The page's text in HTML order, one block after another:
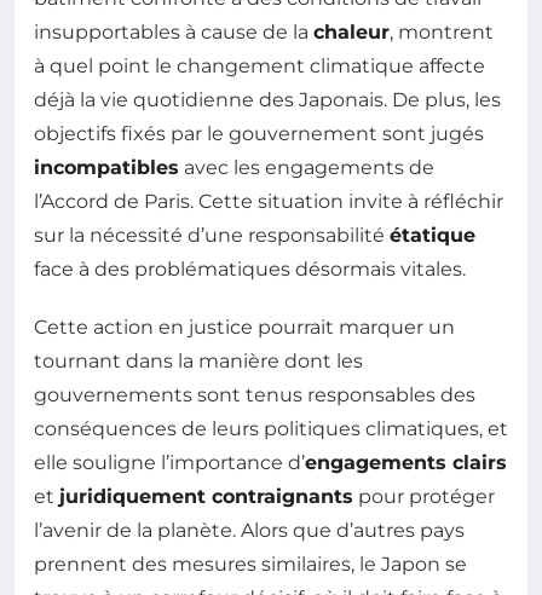
insupportables à cause de la chaleur, montrent
à quel point le changement climatique affecte
déjà la vie quotidienne des Japonais. De plus, les
objectifs fixés par le gouvernement sont jugés
incompatibles avec les engagements de
l’Accord de Paris. Cette situation invite à réfléchir
sur la nécessité d’une responsabilité étatique
face à des problématiques désormais vitales.
Cette action en justice pourrait marquer un
tournant dans la manière dont les
gouvernements sont tenus responsables des
conséquences de leurs politiques climatiques, et
elle souligne l’importance d’engagements clairs
et juridiquement contraignants pour protéger
l’avenir de la planète. Alors que d’autres pays
prennent des mesures similaires, le Japon se